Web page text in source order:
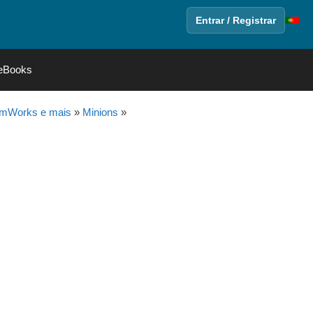
Entrar / Registrar
e mais » Minions »